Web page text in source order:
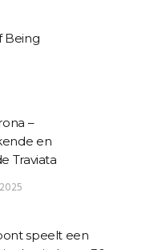
Being
–
en
Traviata
speelt een